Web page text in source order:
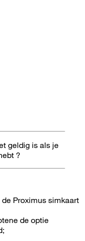
geldig is als je
?
Proximus simkaart
de optie